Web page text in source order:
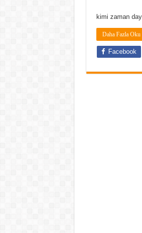
kimi zaman
Daha Fazla Oku
Facebook